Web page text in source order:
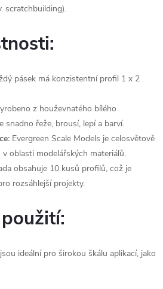
scratchbuilding).
pásek má konzistentní profil 1 x 2
z houževnatého bílého
snadno řeže, brousí, lepí a barví.
Evergreen Scale Models je celosvětově
oblasti modelářských materiálů.
obsahuje 10 kusů profilů, což je
rozsáhlejší projekty.
ideální pro širokou škálu aplikací, jako